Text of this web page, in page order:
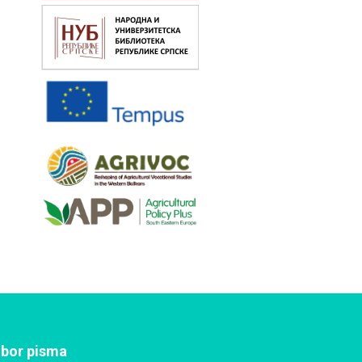
pisma